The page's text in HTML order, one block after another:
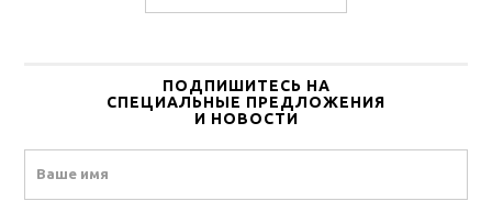
ПОДПИШИТЕСЬ НА
СПЕЦИАЛЬНЫЕ ПРЕДЛОЖЕНИЯ
И НОВОСТИ